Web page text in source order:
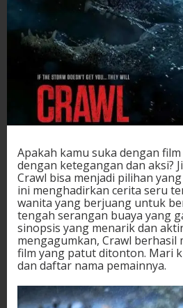
Apakah kamu suka dengan
dengan ketegangan dan aksi?
Crawl bisa menjadi pilihan
ini menghadirkan cerita seru
wanita yang berjuang untuk
tengah serangan buaya yang
sinopsis yang menarik dan
mengagumkan, Crawl berhasil
film yang patut ditonton. Mari
dan daftar nama pemainnya.